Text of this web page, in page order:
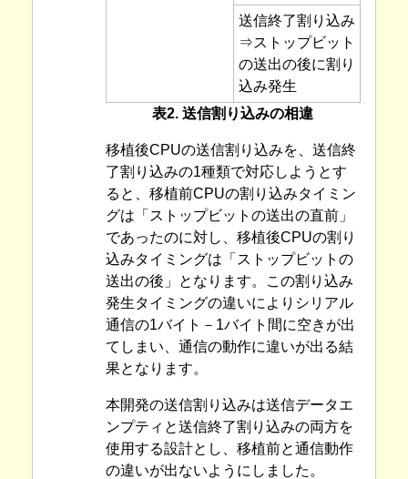
送信終了割り込み
⇒ストップビット
の送出の後に割り
込み発生
表2. 送信割り込みの相違
移植後CPUの送信割り込みを、送信終
了割り込みの1種類で対応しようとす
ると、移植前CPUの割り込みタイミン
グは「ストップビットの送出の直前」
であったのに対し、移植後CPUの割り
込みタイミングは「ストップビットの
送出の後」となります。この割り込み
発生タイミングの違いによりシリアル
通信の1バイト－1バイト間に空きが出
てしまい、通信の動作に違いが出る結
果となります。
本開発の送信割り込みは送信データエ
ンプティと送信終了割り込みの両方を
使用する設計とし、移植前と通信動作
の違いが出ないようにしました。